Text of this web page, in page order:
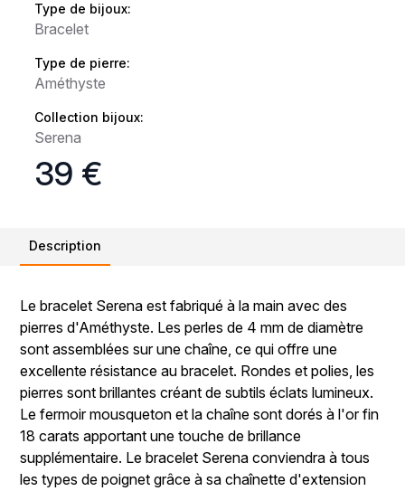
Type de bijoux:
Bracelet
Type de pierre:
Améthyste
Collection bijoux:
Serena
39 €
Description
Le bracelet Serena est fabriqué à la main avec des
pierres d'Améthyste. Les perles de 4 mm de diamètre
sont assemblées sur une chaîne, ce qui offre une
excellente résistance au bracelet. Rondes et polies, les
pierres sont brillantes créant de subtils éclats lumineux.
Le fermoir mousqueton et la chaîne sont dorés à l'or fin
18 carats apportant une touche de brillance
supplémentaire. Le bracelet Serena conviendra à tous
les types de poignet grâce à sa chaînette d'extension